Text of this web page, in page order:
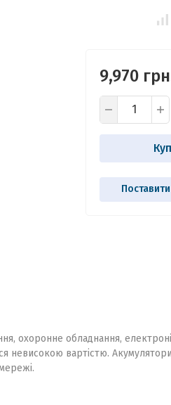
9,970
охоронне обладнання,
невисокою вартістю.